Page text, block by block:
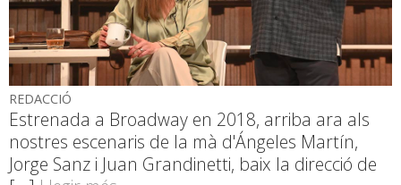
REDACCIÓ
Estrenada a Broadway en 2018, arriba ara als
nostres escenaris de la mà d'Ángeles Martín,
Jorge Sanz i Juan Grandinetti, baix la direcció de